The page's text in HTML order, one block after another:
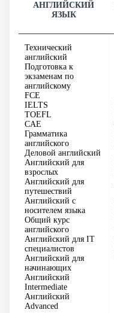
АНГЛИЙСКИЙ
ЯЗЫК
Технический
английский
Подготовка к
экзаменам по
английскому
FCE
IELTS
TOEFL
CAE
Грамматика
английского
Деловой английский
Английский для
взрослых
Английский для
путешествий
Английский с
носителем языка
Общий курс
английского
Английский для IT
специалистов
Английский для
начинающих
Английский
Intermediate
Английский
Advanced